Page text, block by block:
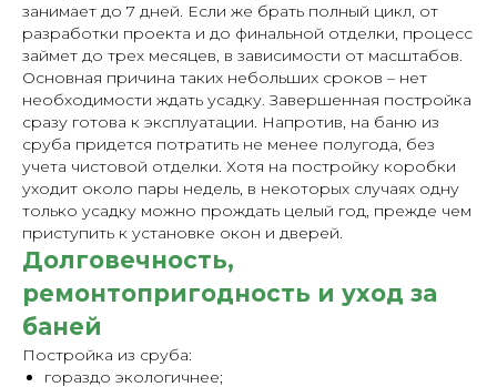
занимает до 7 дней. Если же брать полный цикл, от
разработки проекта и до финальной отделки, процесс
займет до трех месяцев, в зависимости от масштабов.
Основная причина таких небольших сроков – нет
необходимости ждать усадку. Завершенная постройка
сразу готова к эксплуатации. Напротив, на баню из
сруба придется потратить не менее полугода, без
учета чистовой отделки. Хотя на постройку коробки
уходит около пары недель, в некоторых случаях одну
только усадку можно прождать целый год, прежде чем
приступить к установке окон и дверей.
Долговечность,
ремонтопригодность и уход за
баней
Постройка из сруба:
гораздо экологичнее;